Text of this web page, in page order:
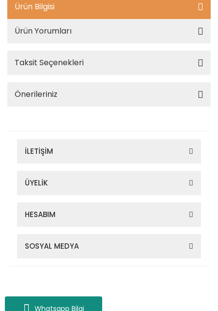
Whatsapp Bilgi
Ürün Bilgisi
Ürün Yorumları
Taksit Seçenekleri
Önerileriniz
İLETİŞİM
ÜYELİK
HESABIM
SOSYAL MEDYA